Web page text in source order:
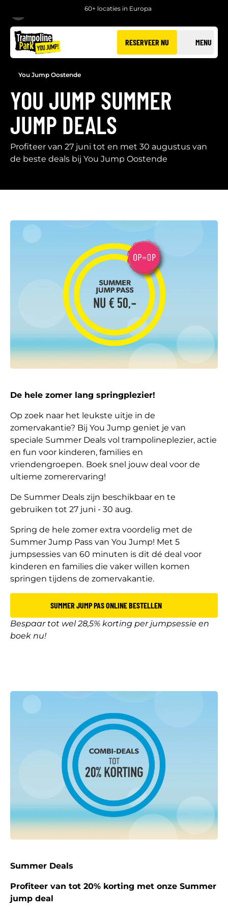
60+ locaties in Europa
RESERVEER NU MENU
You Jump Oostende
YOU JUMP SUMMER
JUMP DEALS
Profiteer van 27 juni tot en met 30 augustus van
de beste deals bij You Jump Oostende
De hele zomer lang springplezier!
Op zoek naar het leukste uitje in de
zomervakantie? Bij You Jump geniet je van
speciale Summer Deals vol trampolineplezier, actie
en fun voor kinderen, families en
vriendengroepen. Boek snel jouw deal voor de
ultieme zomerervaring!
De Summer Deals zijn beschikbaar en te
gebruiken tot 27 juni - 30 aug.
Spring de hele zomer extra voordelig met de
Summer Jump Pass van You Jump! Met 5
jumpsessies van 60 minuten is dit dé deal voor
kinderen en families die vaker willen komen
springen tijdens de zomervakantie.
SUMMER JUMP PAS ONLINE BESTELLEN
Bespaar tot wel 28,5% korting per jumpsessie en
boek nu!
Summer Deals
Profiteer van tot 20% korting met onze Summer
jump deal